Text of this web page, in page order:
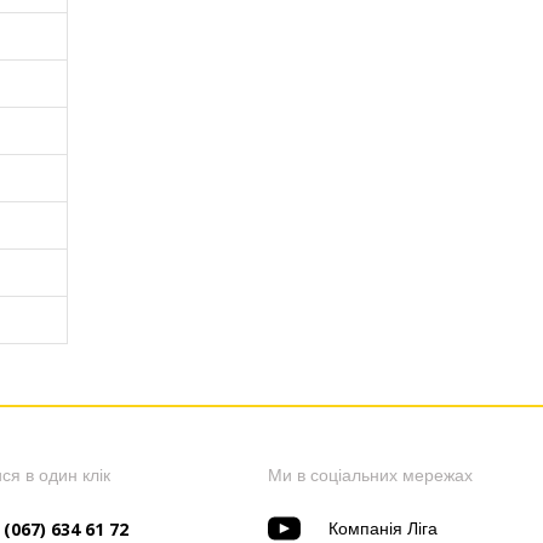
в один клік
(067) 634 61 72
Ми в соціальних мережах
Компанія Ліга